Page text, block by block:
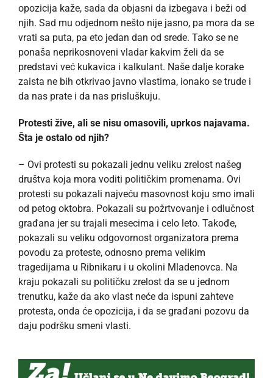
opozicija kaže, sada da objasni da izbegava i beži od
njih. Sad mu odjednom nešto nije jasno, pa mora da se
vrati sa puta, pa eto jedan dan od srede. Tako se ne
ponaša neprikosnoveni vladar kakvim želi da se
predstavi već kukavica i kalkulant. Naše dalje korake
zaista ne bih otkrivao javno vlastima, ionako se trude i
da nas prate i da nas prisluškuju.
Protesti žive, ali se nisu omasovili, uprkos najavama.
Šta je ostalo od njih?
– Ovi protesti su pokazali jednu veliku zrelost našeg
društva koja mora voditi političkim promenama. Ovi
protesti su pokazali najveću masovnost koju smo imali
od petog oktobra. Pokazali su požrtvovanje i odlučnost
građana jer su trajali mesecima i celo leto. Takođe,
pokazali su veliku odgovornost organizatora prema
povodu za proteste, odnosno prema velikim
tragedijama u Ribnikaru i u okolini Mladenovca. Na
kraju pokazali su političku zrelost da se u jednom
trenutku, kaže da ako vlast neće da ispuni zahteve
protesta, onda će opozicija, i da se građani pozovu da
daju podršku smeni vlasti.